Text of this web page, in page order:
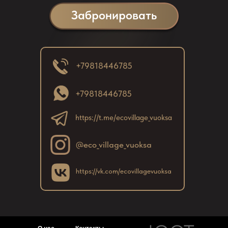
https://vk.com/ecovillagevuoksa
+79818446785
+79818446785
https://t.me/ecovillage_vuoksa
@eco_village_vuoksa
Забронировать